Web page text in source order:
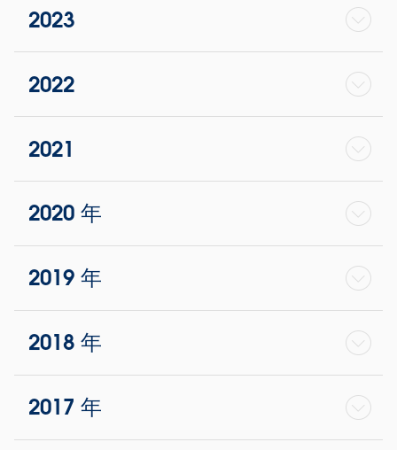
2023
2022
2021
2020 年
2019 年
2018 年
2017 年